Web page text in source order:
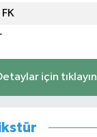
için tıklayın